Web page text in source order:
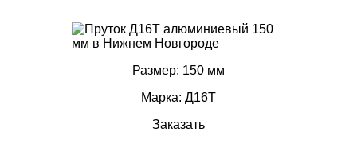
Размер: 150 мм
Марка: Д16Т
Заказать